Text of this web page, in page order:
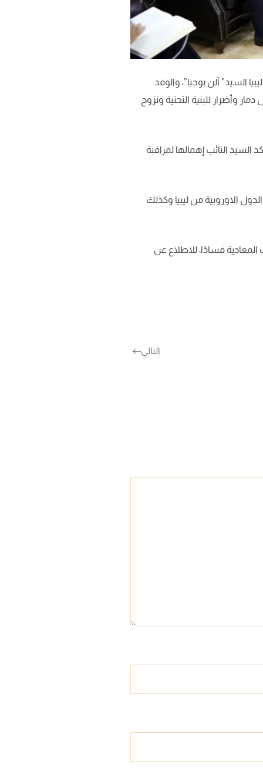
السيد” آلن بوجيا”، والوفد
وأضرار للبنية التحتية ونزوح
السيد النائب إهمالها لمراقبة
الاوروبية من ليبيا وكذلك
فسادًا، للاطلاع عن
التالي